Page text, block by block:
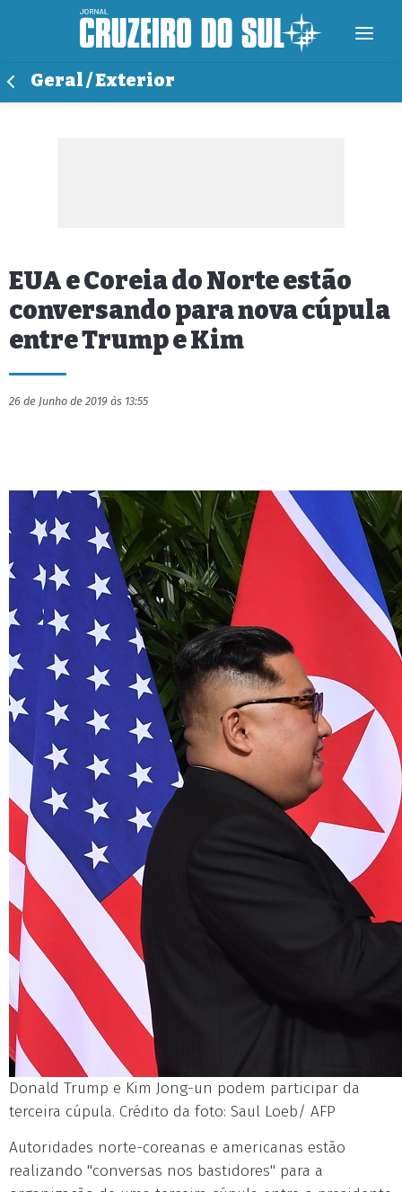
Geral / Exterior
EUA e Coreia do Norte estão
conversando para nova cúpula
entre Trump e Kim
26 de Junho de 2019 às 13:55
Donald Trump e Kim Jong-un podem participar da
terceira cúpula. Crédito da foto: Saul Loeb/ AFP
Autoridades norte-coreanas e americanas estão
realizando "conversas nos bastidores" para a